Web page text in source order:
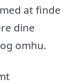
at finde
dine
omhu.